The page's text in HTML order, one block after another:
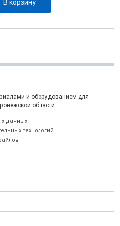
В корзину
и оборудованием для
области.
данных
технологий